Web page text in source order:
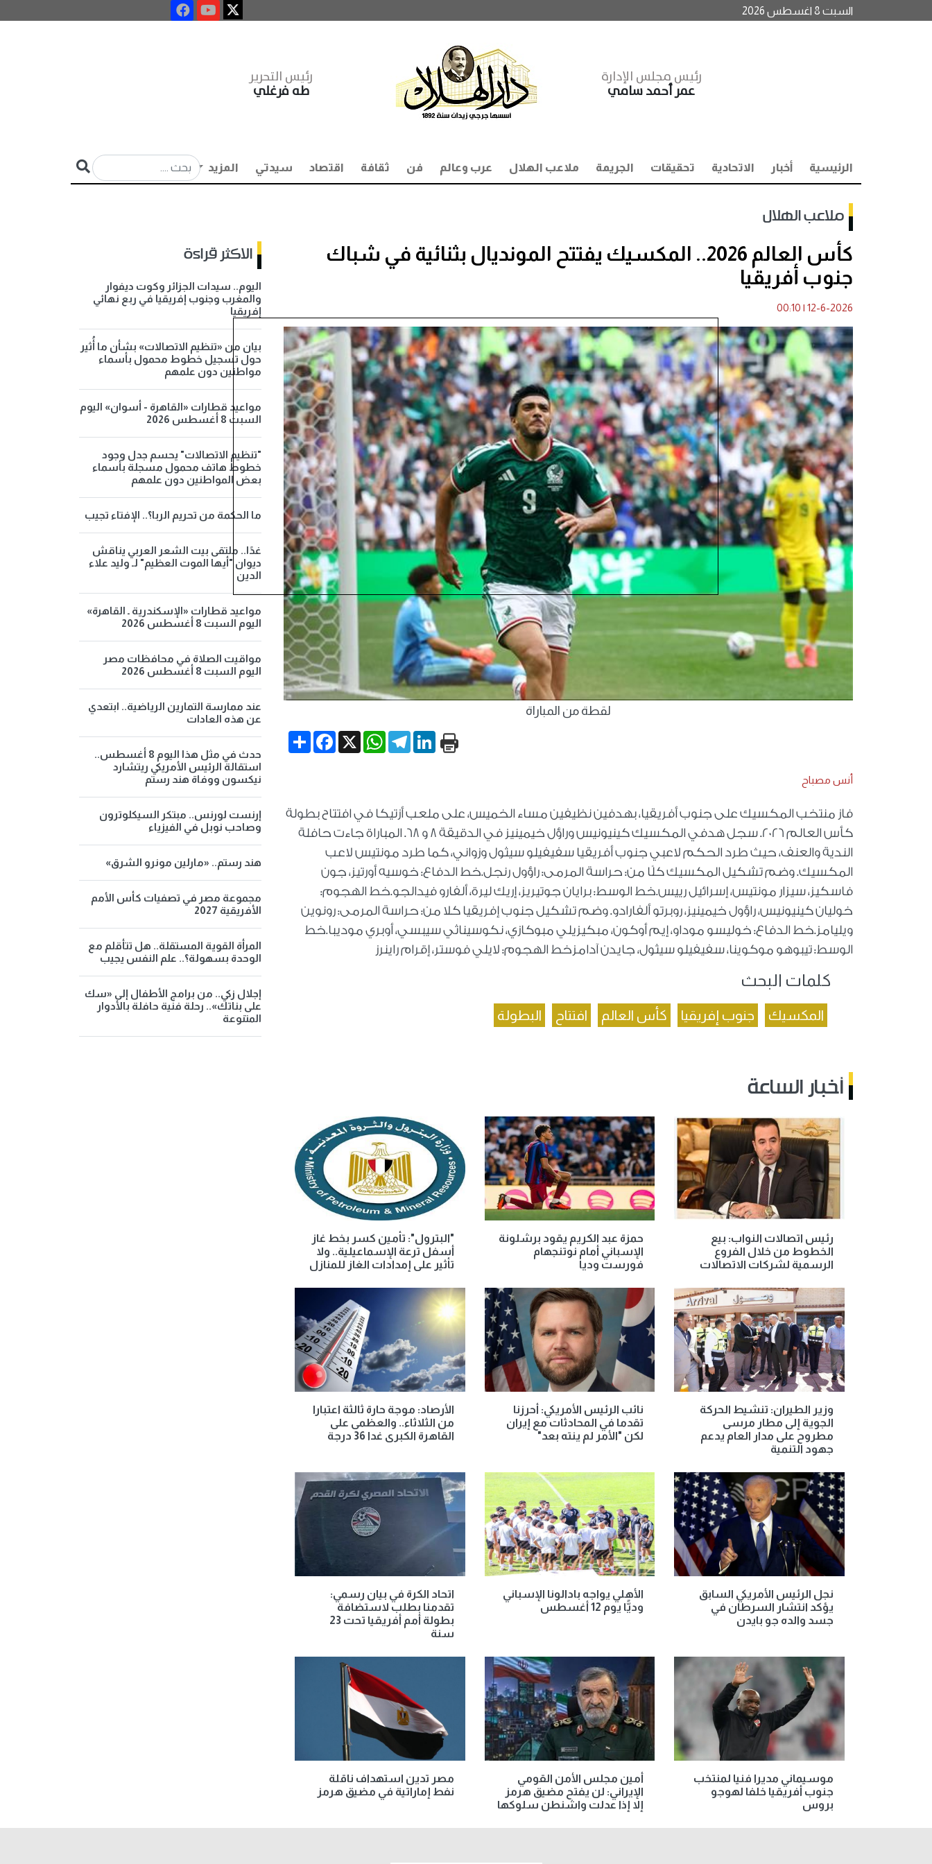
السبت 8 اغسطس 2026
رئيس مجلس الإدارة
عمر أحمد سامي
رئيس التحرير
طه فرغلي
الرئيسية أخبار الاتحادية تحقيقات الجريمة ملاعب الهلال عرب وعالم فن ثقافة اقتصاد سيدتي المزيد
ملاعب الهلال
كأس العالم 2026.. المكسيك يفتتح المونديال بثنائية في شباك
جنوب أفريقيا
12-6-2026
|
00:10
لقطة من المباراة
Share
Facebook X
WhatsApp
TelegramLinkedIn
أنس مصباح
فاز منتخب المكسيك على جنوب أفريقيا، بهدفين نظيفين مساء الخميس، على ملعب أزتيكا في افتتاح بطولة
كأس العالم 2026. سجل هدفي المكسيك كينيونيس وراؤل خيمينيز في الدقيقة 8 و 68. المباراة جاءت حافلة
الندية والعنف، حيث طرد الحكم لاعبي جنوب أفريقيا سفيفيلو سيثول وزواني، كما طرد مونتيس لاعب
المكسيك. وضم تشكيل المكسيك كلًا من: حراسة المرمى: راؤول رنجل.خط الدفاع: خوسيه أورتيز، جون
فاسكيز، سيزار مونتيس، إسرائيل رييس.خط الوسط: برايان جوتيريز، إريك ليرة، ألفارو فيدالجو.خط الهجوم:
خوليان كينيونيس، راؤول خيمينيز، روبرتو ألفارادو. وضم تشكيل جنوب إفريقيا كلا من: حراسة المرمى: رونوين
ويليامز.خط الدفاع: خوليسو موداو، إيم أوكون، مبكيزيلي مبوكازي، نكوسيناثي سيبسي، أوبري موديبا.خط
الوسط: تيبوهو موكوينا، سفيفيلو سيثول، جايدن آدامزخط الهجوم: لايلي فوستر، إقرام راينرز
كلمات البحث
المكسيك جنوب إفريقيا كأس العالم افتتاح البطولة
أخبار الساعة
رئيس اتصالات النواب: بيع
الخطوط من خلال الفروع
الرسمية لشركات الاتصالات
حمزة عبد الكريم يقود برشلونة
الإسباني أمام نوتنجهام
فورست وديا
"البترول": تأمين كسر بخط غاز
أسفل ترعة الإسماعيلية.. ولا
تأثير على إمدادات الغاز للمنازل
وزير الطيران: تنشيط الحركة
الجوية إلى مطار مرسى
مطروح على مدار العام يدعم
جهود التنمية
نائب الرئيس الأمريكي: أحرزنا
تقدما في المحادثات مع إيران
لكن "الأمر لم ينته بعد"
الأرصاد: موجة حارة ثالثة اعتبارا
من الثلاثاء.. والعظمى على
القاهرة الكبرى غدا 36 درجة
نجل الرئيس الأمريكي السابق
يؤكد انتشار السرطان في
جسد والده جو بايدن
الأهلي يواجه بادالونا الإسباني
وديًّا يوم 12 أغسطس
اتحاد الكرة في بيان رسمي:
تقدمنا بطلب لاستضافة
بطولة أمم أفريقيا تحت 23
سنة
موسيماني مديرا فنيا لمنتخب
جنوب أفريقيا خلفا لهوجو
بروس
أمين مجلس الأمن القومي
الإيراني: لن يفتح مضيق هرمز
إلا إذا عدلت واشنطن سلوكها
مصر تدين استهداف ناقلة
نفط إماراتية في مضيق هرمز
الاكثر قراءة
اليوم.. سيدات الجزائر وكوت ديفوار
والمغرب وجنوب إفريقيا في ربع نهائي
إفريقيا
بيان من «تنظيم الاتصالات» بشأن ما أُثير
حول تسجيل خطوط محمول بأسماء
مواطنين دون علمهم
مواعيد قطارات «القاهرة - أسوان» اليوم
السبت 8 أغسطس 2026
"تنظيم الاتصالات" يحسم جدل وجود
خطوط هاتف محمول مسجلة بأسماء
بعض المواطنين دون علمهم
ما الحكمة من تحريم الربا؟.. الإفتاء تجيب
غدًا.. ملتقى بيت الشعر العربي يناقش
ديوان "أيها الموت العظيم" لـ وليد علاء
الدين
مواعيد قطارات «الإسكندرية ـ القاهرة»
اليوم السبت 8 أغسطس 2026
مواقيت الصلاة في محافظات مصر
اليوم السبت 8 أغسطس 2026
عند ممارسة التمارين الرياضية.. ابتعدي
عن هذه العادات
حدث في مثل هذا اليوم 8 أغسطس..
استقالة الرئيس الأمريكي ريتشارد
نيكسون ووفاة هند رستم
إرنست لورنس.. مبتكر السيكلوترون
وصاحب نوبل في الفيزياء
هند رستم.. «مارلين مونرو الشرق»
مجموعة مصر في تصفيات كأس الأمم
الأفريقية 2027
المرأة القوية المستقلة.. هل تتأقلم مع
الوحدة بسهولة؟.. علم النفس يجيب
إجلال زكي.. من برامج الأطفال إلى «سك
على بناتك».. رحلة فنية حافلة بالأدوار
المتنوعة